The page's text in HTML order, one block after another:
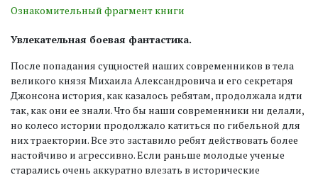
Ознакомительный фрагмент книги
Увлекательная боевая фантастика.
После попадания сущностей наших современников в тела
великого князя Михаила Александровича и его секретаря
Джонсона история, как казалось ребятам, продолжала идти
так, как они ее знали. Что бы наши современники ни делали,
но колесо истории продолжало катиться по гибельной для
них траектории. Все это заставило ребят действовать более
настойчиво и агрессивно. Если раньше молодые ученые
старались очень аккуратно влезать в исторические